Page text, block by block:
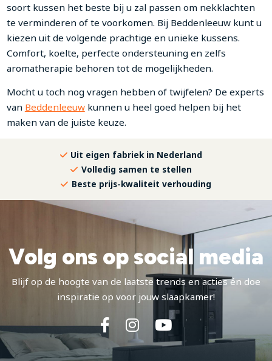
soort kussen het beste bij u zal passen om nekklachten
te verminderen of te voorkomen. Bij Beddenleeuw kunt u
kiezen uit de volgende prachtige en unieke kussens.
Comfort, koelte, perfecte ondersteuning en zelfs
aromatherapie behoren tot de mogelijkheden.
Mocht u toch nog vragen hebben of twijfelen? De experts
van Beddenleeuwkunnen u heel goed helpen bij het
maken van de juiste keuze.
Uit eigen fabriek in Nederland
Volledig samen te stellen
Beste prijs-kwaliteit verhouding
Volg ons op social media
Blijf op de hoogte van de laatste trends en acties én doe
inspiratie op voor jouw slaapkamer!